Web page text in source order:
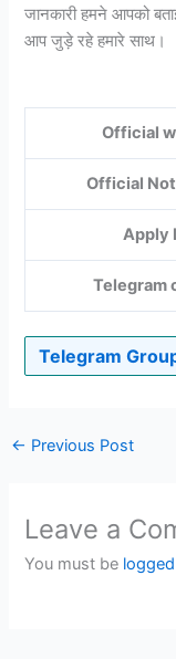
जानकारी हमने आपको
आप जुड़े रहे हमारे साथ।
Official
Official
Apply
Telegram
Telegram
← Previous Post
Leave a
You must be